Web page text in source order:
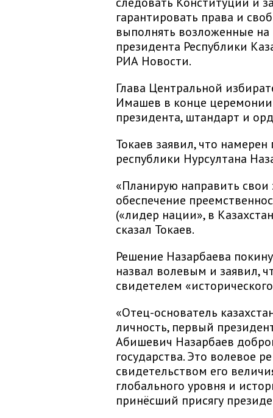
гарантировать права и
выполнять возложенные
президента Республики
РИА Новости.
Глава Центральной
Имашев в конце церемонии
президента, штандарт и
Токаев заявил, что
республики Нурсултана
«Планирую направить
обеспечение
(«лидер нации», в
сказал Токаев.
Решение Назарбаева
назвал волевым и заявил,
свидетелем
«Отец-основатель
личность, первый
Абишевич Назарбаев
государства. Это волевое
свидетельством его
глобального уровня и
принёсший присягу